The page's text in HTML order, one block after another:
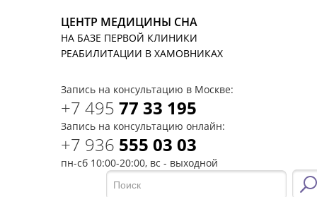
ЦЕНТР МЕДИЦИНЫ СНА
НА БАЗЕ ПЕРВОЙ КЛИНИКИ
РЕАБИЛИТАЦИИ В ХАМОВНИКАХ
Запись на консультацию в Москве:
+7 495 77 33 195
Запись на консультацию онлайн:
+7 936 555 03 03
пн-сб 10:00-20:00, вс - выходной